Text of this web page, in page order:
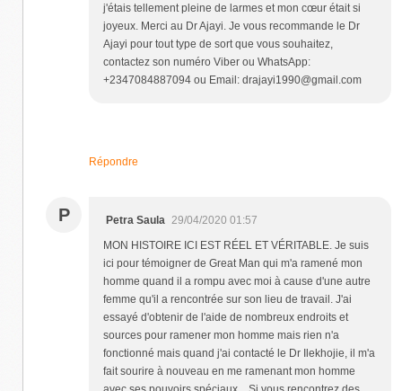
j'étais tellement pleine de larmes et mon cœur était si
joyeux. Merci au Dr Ajayi. Je vous recommande le Dr
Ajayi pour tout type de sort que vous souhaitez,
contactez son numéro Viber ou WhatsApp:
+2347084887094 ou Email: drajayi1990@gmail.com
Répondre
P Petra Saula
29/04/2020 01:57
MON HISTOIRE ICI EST RÉEL ET VÉRITABLE. Je suis
ici pour témoigner de Great Man qui m'a ramené mon
homme quand il a rompu avec moi à cause d'une autre
femme qu'il a rencontrée sur son lieu de travail. J'ai
essayé d'obtenir de l'aide de nombreux endroits et
sources pour ramener mon homme mais rien n'a
fonctionné mais quand j'ai contacté le Dr Ilekhojie, il m'a
fait sourire à nouveau en me ramenant mon homme